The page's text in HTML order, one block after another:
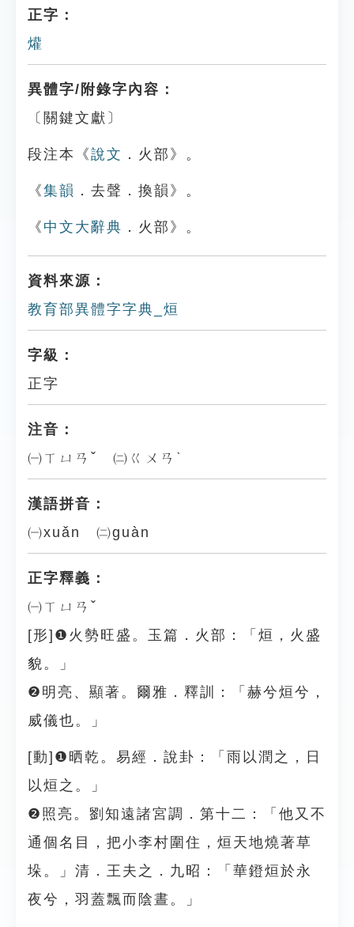
正字：
爟
異體字/附錄字內容：
〔關鍵文獻〕
段注本《說文 ．火部》。
《集韻 ．去聲．換韻》。
《 中文大辭典 ．火部》。
資料來源：
教育部異體字字典_烜
字級：
正字
注音：
㈠ㄒㄩㄢˇ ㈡ㄍㄨㄢˋ
漢語拼音：
㈠xuǎn ㈡guàn
正字釋義：
㈠ㄒㄩㄢˇ
[形]❶火勢旺盛。玉篇．火部：「烜，火盛
貌。」
❷明亮、顯著。爾雅．釋訓：「赫兮烜兮，
威儀也。」
[動]❶晒乾。易經．說卦：「雨以潤之，日
以烜之。」
❷照亮。劉知遠諸宮調．第十二：「他又不
通個名目，把小李村圍住，烜天地燒著草
垛。」清．王夫之．九昭：「華鐙烜於永
夜兮，羽蓋飄而陰晝。」